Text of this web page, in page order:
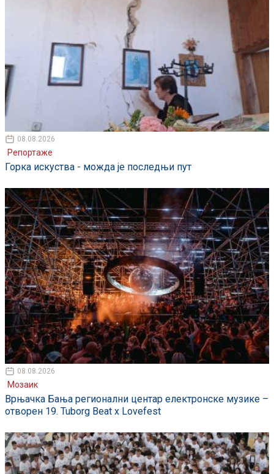
08.08.2026
Репортаже
Горка искуства - можда је последњи пут
08.08.2026
Мозаик
Врњачка Бања регионални центар електронске музике –
отворен 19. Tuborg Beat x Lovefest